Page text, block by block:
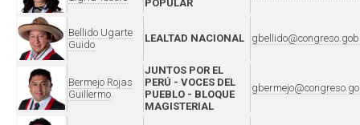
POPULAR
Bellido Ugarte
Guido
LEALTAD NACIONAL
Bermejo Rojas
Guillermo
JUNTOS POR EL
PERÚ - VOCES DEL
PUEBLO - BLOQUE
MAGISTERIAL